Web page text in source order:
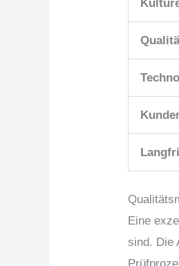
Eine
sind. Die